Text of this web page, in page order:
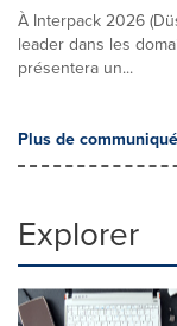
À Interpack 2026
leader dans les
présentera un...
Plus de
Explorer